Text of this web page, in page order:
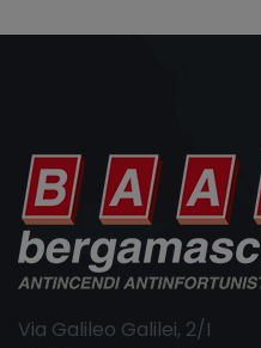
Via Galileo Galilei, 2/I